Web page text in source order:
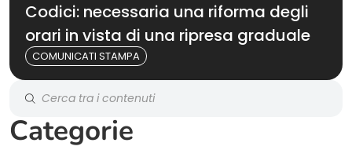
Codici: necessaria una riforma degli
orari in vista di una ripresa graduale
COMUNICATI STAMPA
Categorie